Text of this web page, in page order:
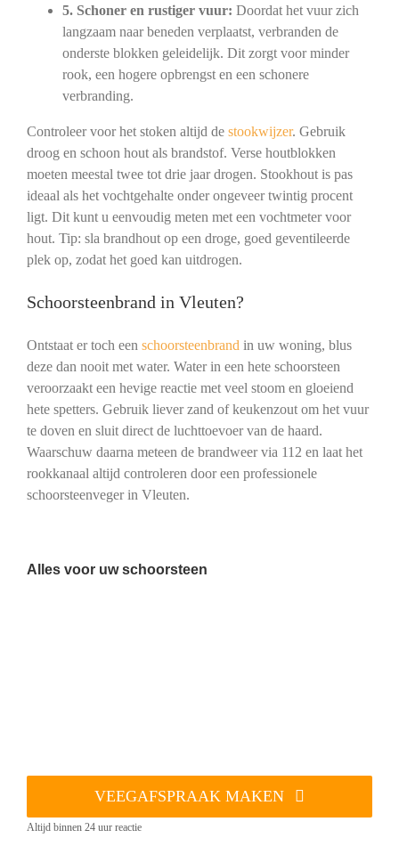
5. Schoner en rustiger vuur: Doordat het vuur zich
langzaam naar beneden verplaatst, verbranden de
onderste blokken geleidelijk. Dit zorgt voor minder
rook, een hogere opbrengst en een schonere
verbranding.
Controleer voor het stoken altijd de stookwijzer. Gebruik
droog en schoon hout als brandstof. Verse houtblokken
moeten meestal twee tot drie jaar drogen. Stookhout is pas
ideaal als het vochtgehalte onder ongeveer twintig procent
ligt. Dit kunt u eenvoudig meten met een vochtmeter voor
hout. Tip: sla brandhout op een droge, goed geventileerde
plek op, zodat het goed kan uitdrogen.
Schoorsteenbrand in Vleuten?
Ontstaat er toch een schoorsteenbrand in uw woning, blus
deze dan nooit met water. Water in een hete schoorsteen
veroorzaakt een hevige reactie met veel stoom en gloeiend
hete spetters. Gebruik liever zand of keukenzout om het vuur
te doven en sluit direct de luchttoevoer van de haard.
Waarschuw daarna meteen de brandweer via 112 en laat het
rookkanaal altijd controleren door een professionele
schoorsteenveger in Vleuten.
Alles voor uw schoorsteen
VEEGAFSPRAAK MAKEN
Altijd binnen 24 uur reactie